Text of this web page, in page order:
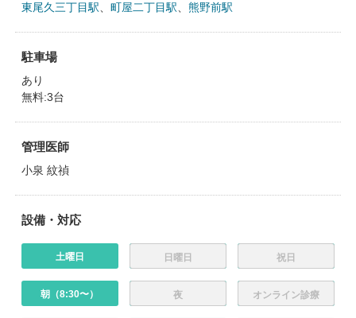
東尾久三丁目駅 町屋二丁目駅 熊野前駅
駐車場
あり
無料:3台
管理医師
小泉 紋禎
設備・対応
土曜日 日曜日 祝日
朝（8:30〜） 夜 オンライン診療